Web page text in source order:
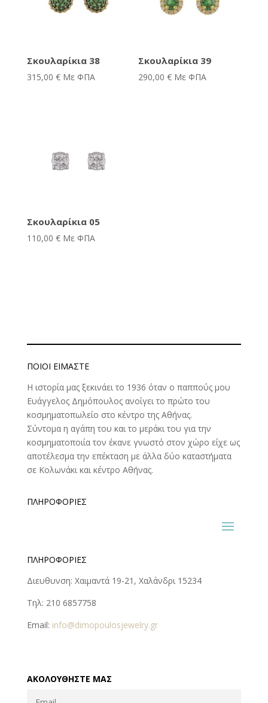
Σκουλαρίκια 38
315,00 € Με ΦΠΑ
Σκουλαρίκια 39
290,00€ Με ΦΠΑ
Σκουλαρίκια 05
110,00 € Με ΦΠΑ
ΠΟΙΟΊ ΕΊΜΑΣΤΕ
Η ιστορία μας ξεκινάει το 1936 όταν ο παππούς μου
Ευάγγελος Δημόπουλος ανοίγει το πρώτο του
κοσμηματοπωλείο στο κέντρο της Αθήνας.
Σύντομα η αγάπη του και το μεράκι του για την
κοσμηματοποιία τον έκανε γνωστό στον χώρο είχε ως
αποτέλεσμα την επέκταση με άλλα δύο καταστήματα
σε Κολωνάκι και κέντρο Αθήνας.
ΠΛΗΡΟΦΟΡΊΕΣ
ΠΛΗΡΟΦΟΡΊΕΣ
Διευθυνση: Χαιμαντά 19-21, Χαλάνδρι 15234
Τηλ: 210 6857758
Email: info@dimopoulosjewelry.gr
ΑΚΟΛΟΥΘΉΣΤΕ ΜΑΣ